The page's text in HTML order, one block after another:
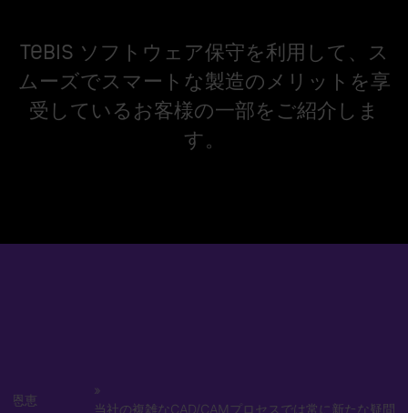
Tebis ソフトウェア保守を利用して、ス
ムーズでスマートな製造のメリットを享
受しているお客様の一部をご紹介しま
す。
当社の複雑なCAD/CAMプロセスでは常に新たな疑問が